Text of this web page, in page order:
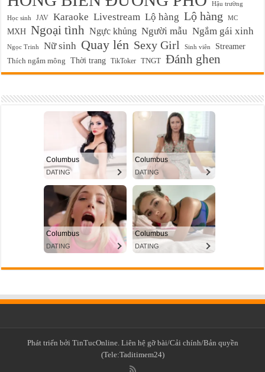
Hậu trường
Học sinh
JAV Karaoke Livestream Lộ hàng Lộ hàng MC
MXH Ngoại tình Ngực khủng Người mẫu Ngắm gái xinh
Ngọc Trinh Nữ sinh Quay lén Sexy Girl Sinh viên Streamer
Thích ngắm mông Thời trang TikToker TNGT Đánh ghen
Phát triển bởi TinTucOnline. Liên hệ gỡ bài/Cải chính/Bản quyền
(Tele:Taditimem24)